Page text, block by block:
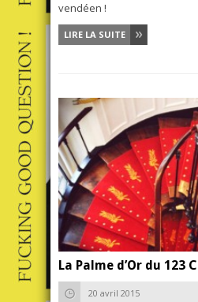
vendéen !
LIRE LA SUITE
La Palme d’Or du 123
20 avril 2015